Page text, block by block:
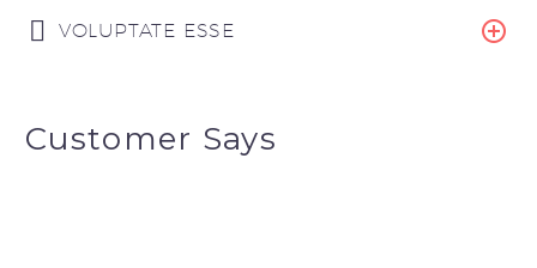
VOLUPTATE ESSE
Customer Says